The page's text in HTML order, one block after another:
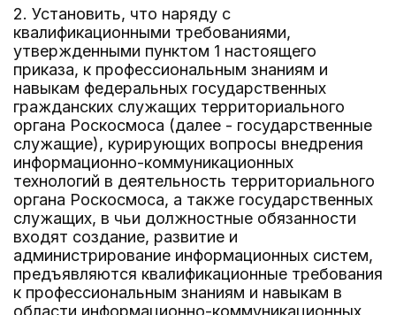
2. Установить, что наряду с
квалификационными требованиями,
утвержденными пунктом 1 настоящего
приказа, к профессиональным знаниям и
навыкам федеральных государственных
гражданских служащих территориального
органа Роскосмоса (далее - государственные
служащие), курирующих вопросы внедрения
информационно-коммуникационных
технологий в деятельность территориального
органа Роскосмоса, а также государственных
служащих, в чьи должностные обязанности
входят создание, развитие и
администрирование информационных систем,
предъявляются квалификационные требования
к профессиональным знаниям и навыкам в
области информационно-коммуникационных